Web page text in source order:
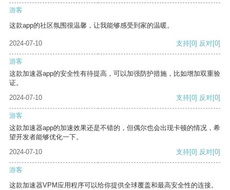
游客
这款app的社区氛围很温馨，让我能够感受到家的温暖。
2024-07-10 支持[0] 反对[0]
游客
这款加速器app的安全性有待提高，可以加强防护措施，比如增加双重验
证。
2024-07-10
支持[0] 反对[0]
游客
这款加速器app的加速效果还是不错的，但偶尔也会出现卡顿的情况，希
望开发者能够优化一下。
2024-07-10
支持[0] 反对[0]
游客
这款加速器VPM应用程序可以给你提供全球覆盖和最高安全性的连接。